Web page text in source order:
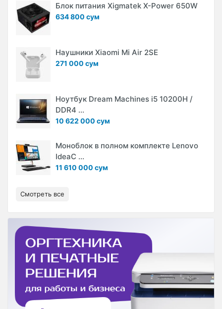
Блок питания Xigmatek X-Power 650W
634 800 сум
Наушники Xiaomi Mi Air 2SE
271 000 сум
Ноутбук Dream Machines i5 10200H /
DDR4 ...
10 622 000 сум
Моноблок в полном комплекте Lenovo
IdeaC ...
11 610 000 сум
Смотреть все